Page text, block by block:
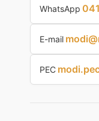
WhatsApp
E-mail
PEC